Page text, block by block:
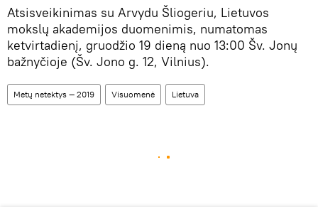
Atsisveikinimas su Arvydu Šliogeriu, Lietuvos
mokslų akademijos duomenimis, numatomas
ketvirtadienį, gruodžio 19 dieną nuo 13:00 Šv. Jonų
bažnyčioje (Šv. Jono g. 12, Vilnius).
Metų netektys — 2019 Visuomenė Lietuva